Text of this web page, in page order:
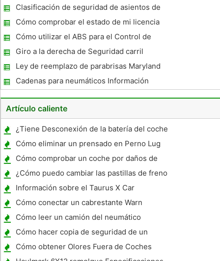
Clasificación de seguridad de asientos de
coche
Cómo comprobar el estado de mi licencia
de conducir de Michigan
Cómo utilizar el ABS para el Control de
Tracción
Giro a la derecha de Seguridad carril
Ley de reemplazo de parabrisas Maryland
Cadenas para neumáticos Información
Artículo caliente
¿Tiene Desconexión de la batería del coche
Borrar la computadora?
Cómo eliminar un prensado en Perno Lug
Cómo comprobar un coche por daños de
agua
¿Cómo puedo cambiar las pastillas de freno
en un Toyota Avalon 1995?
Información sobre el Taurus X Car
Cómo conectar un cabrestante Warn
Cómo leer un camión del neumático
Cómo hacer copia de seguridad de un
remolque de utilidad adjunta a un vehículo
Cómo obtener Olores Fuera de Coches